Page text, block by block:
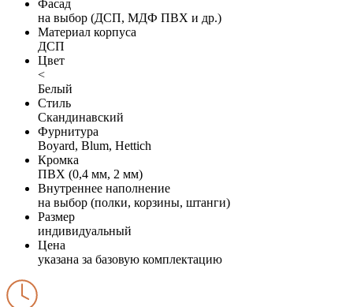
Фасад
на выбор (ДСП, МДФ ПВХ и др.)
Материал корпуса
ДСП
Цвет
<
Белый
Стиль
Скандинавский
Фурнитура
Boyard, Blum, Hettich
Кромка
ПВХ (0,4 мм, 2 мм)
Внутреннее наполнение
на выбор (полки, корзины, штанги)
Размер
индивидуальный
Цена
указана за базовую комплектацию